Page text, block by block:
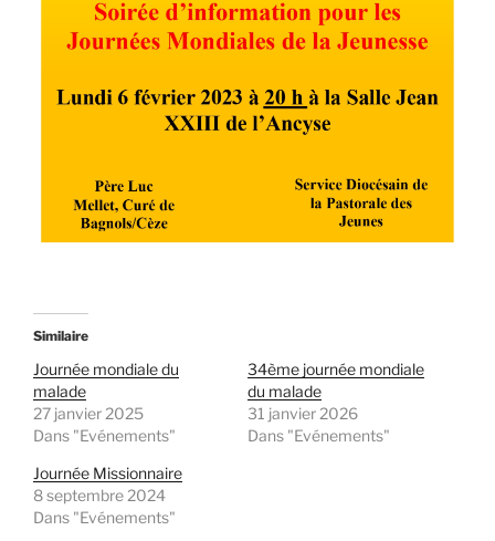
Similaire
Journée mondiale du
malade
27 janvier 2025
Dans "Evénements"
34ème journée mondiale
du malade
31 janvier 2026
Dans "Evénements"
Journée Missionnaire
8 septembre 2024
Dans "Evénements"